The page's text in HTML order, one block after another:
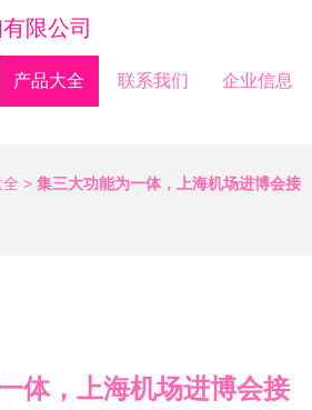
限公司
产品大全 联系我们 企业信息
> 集三大功能为一体，上海机场进博会接
体，上海机场进博会接